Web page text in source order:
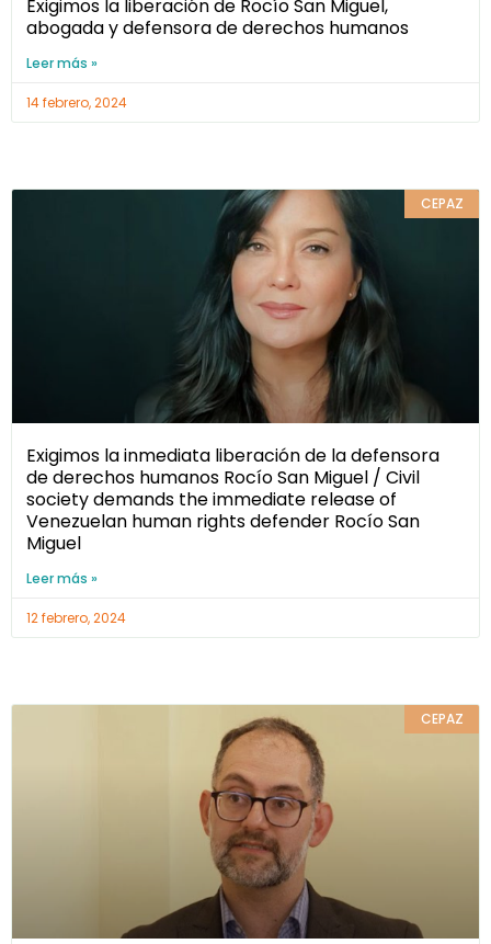
Exigimos la liberación de Rocío San Miguel,
abogada y defensora de derechos humanos
Leer más »
14 febrero, 2024
CEPAZ
Exigimos la inmediata liberación de la defensora
de derechos humanos Rocío San Miguel / Civil
society demands the immediate release of
Venezuelan human rights defender Rocío San
Miguel
Leer más »
12 febrero, 2024
CEPAZ